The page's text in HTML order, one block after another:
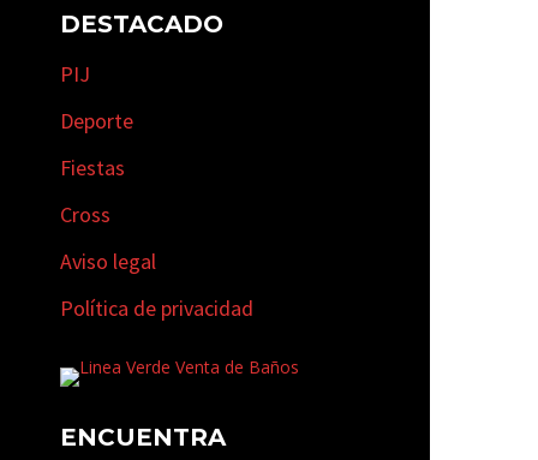
DESTACADO
PIJ
Deporte
Fiestas
Cross
Aviso legal
Política de privacidad
ENCUENTRA